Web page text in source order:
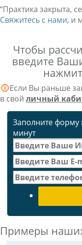
“Практика закрыта,
Свяжитесь с нами, и
Чтобы
введите
ⓘЕсли Вы раньше
в свой личный
Заполните форму
минут
Примеры